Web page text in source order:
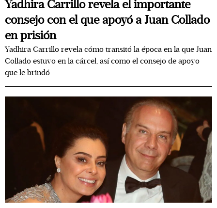
Yadhira Carrillo revela el importante
consejo con el que apoyó a Juan Collado
en prisión
Yadhira Carrillo revela cómo transitó la época en la que Juan
Collado estuvo en la cárcel, así como el consejo de apoyo
que le brindó